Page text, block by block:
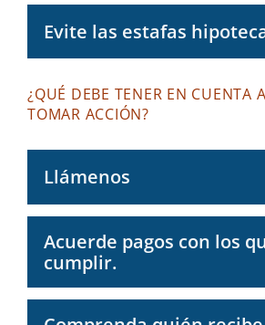
Evite las estafas
¿QUÉ DEBE TENER EN CUENTA
TOMAR ACCIÓN?
Llámenos
Acuerde pagos con los
cumplir.